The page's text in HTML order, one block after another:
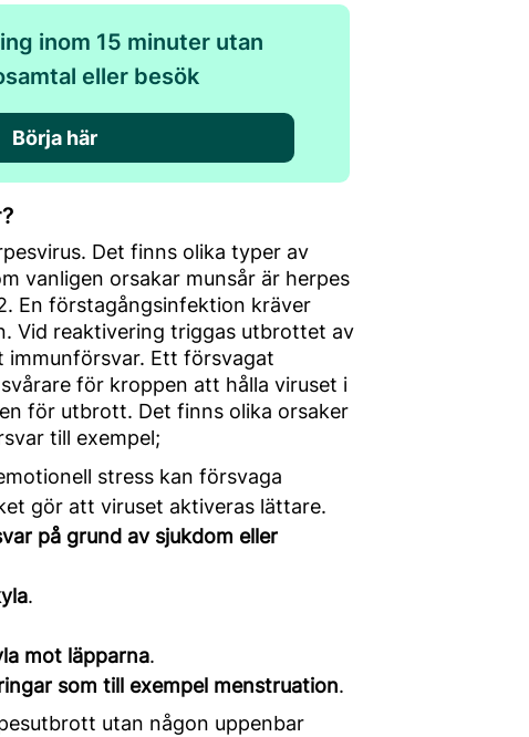
inom 15 minuter utan
eller besök
Börja här
Det finns olika typer av
vanligen orsakar munsår är herpes
En förstagångsinfektion kräver
Vid reaktivering triggas utbrottet av
immunförsvar. Ett försvagat
för kroppen att hålla viruset i
för utbrott. Det finns olika orsaker
till exempel;
stress kan försvaga
gör att viruset aktiveras lättare.
på grund av sjukdom eller
.
mot läpparna.
som till exempel menstruation.
utan någon uppenbar